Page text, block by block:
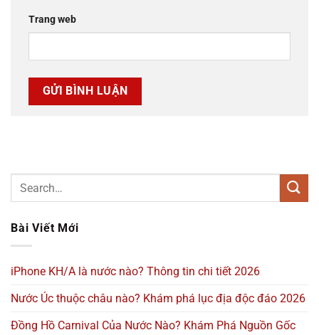
Trang web
Bài Viết Mới
iPhone KH/A là nước nào? Thông tin chi tiết 2026
Nước Úc thuộc châu nào? Khám phá lục địa độc đáo 2026
Đồng Hồ Carnival Của Nước Nào? Khám Phá Nguồn Gốc